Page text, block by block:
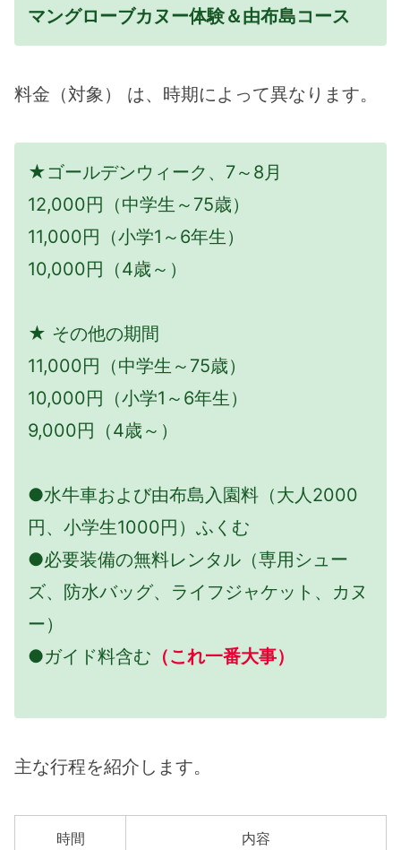
マングローブカヌー体験＆由布島コース
料金（対象） は、時期によって異なります。
★ゴールデンウィーク、7～8月
12,000円（中学生～75歳）
11,000円（小学1～6年生）
10,000円（4歳～）
★ その他の期間
11,000円（中学生～75歳）
10,000円（小学1～6年生）
9,000円（4歳～）
●水牛車および由布島入園料（大人2000
円、小学生1000円）ふくむ
●必要装備の無料レンタル（専用シュー
ズ、防水バッグ、ライフジャケット、カヌ
ー）
●ガイド料含む （これ一番大事）
主な行程を紹介します。
時間 内容